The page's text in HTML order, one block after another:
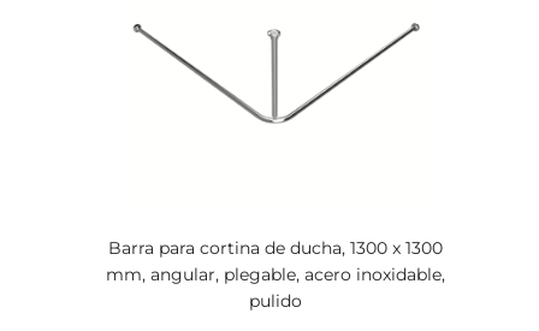
Barra para cortina de ducha, 1300 x 1300
mm, angular, plegable, acero inoxidable,
pulido